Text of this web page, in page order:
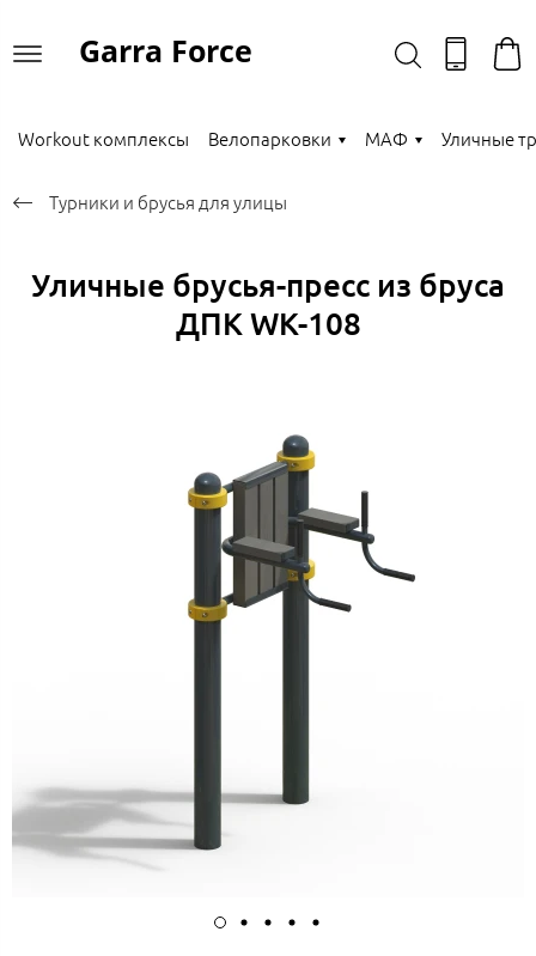
Garra Force
Workout комплексы Велопарковки МАФ Уличные
Турники и брусья для улицы
Уличные брусья-пресс из бруса
ДПК WK-108